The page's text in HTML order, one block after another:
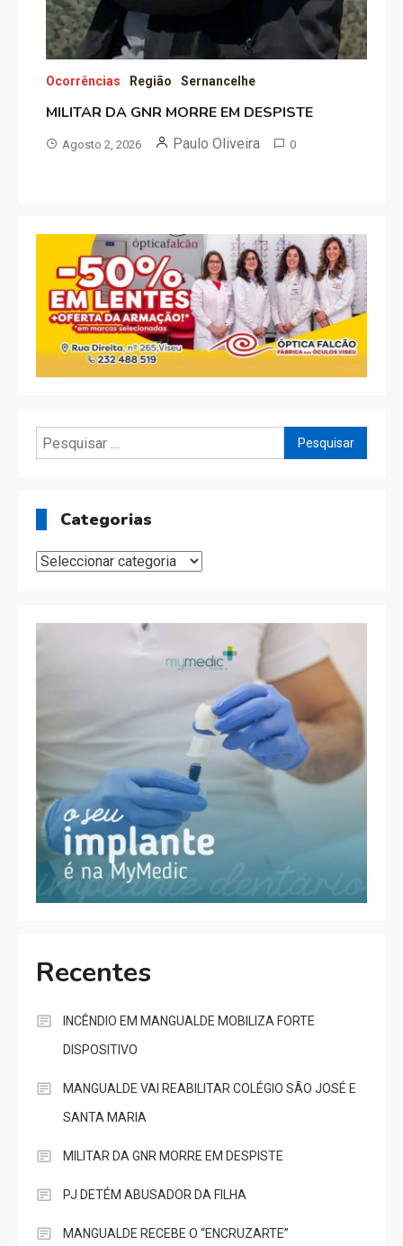
Ocorrências Região Sernancelhe
MILITAR DA GNR MORRE EM DESPISTE
Agosto 2, 2026 Paulo Oliveira 0
Pesquisar
por:
Categorias
Categorias
Recentes
INCÊNDIO EM MANGUALDE MOBILIZA FORTE
DISPOSITIVO
MANGUALDE VAI REABILITAR COLÉGIO SÃO JOSÉ E
SANTA MARIA
MILITAR DA GNR MORRE EM DESPISTE
PJ DETÉM ABUSADOR DA FILHA
MANGUALDE RECEBE O “ENCRUZARTE”